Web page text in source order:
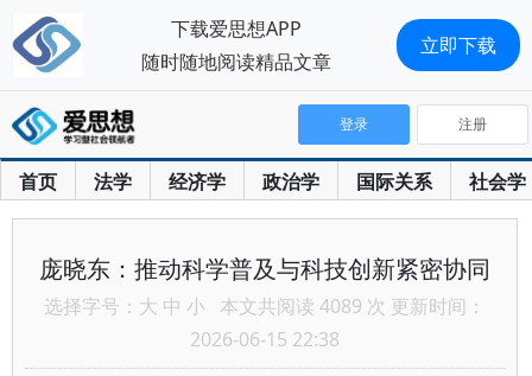
首页 法学 经济学 政治学 国际关系 社会学
登录 注册
庞晓东：推动科学普及与科技创新紧密协同
选择字号： 大 中 小 本文共阅读 4089 次 更新时间：
2026-06-15 22:38
下载爱思想APP
随时随地阅读精品文章
立即下载